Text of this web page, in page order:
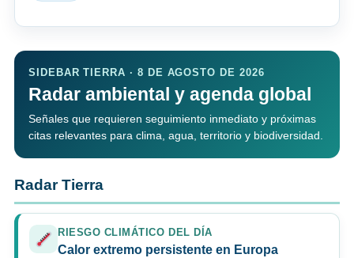
SIDEBAR TIERRA · 8 DE AGOSTO DE 2026
Radar ambiental y agenda global
Señales que requieren seguimiento inmediato y próximas
citas relevantes para clima, agua, territorio y biodiversidad.
Radar Tierra
RIESGO CLIMÁTICO DEL DÍA
Calor extremo persistente en Europa